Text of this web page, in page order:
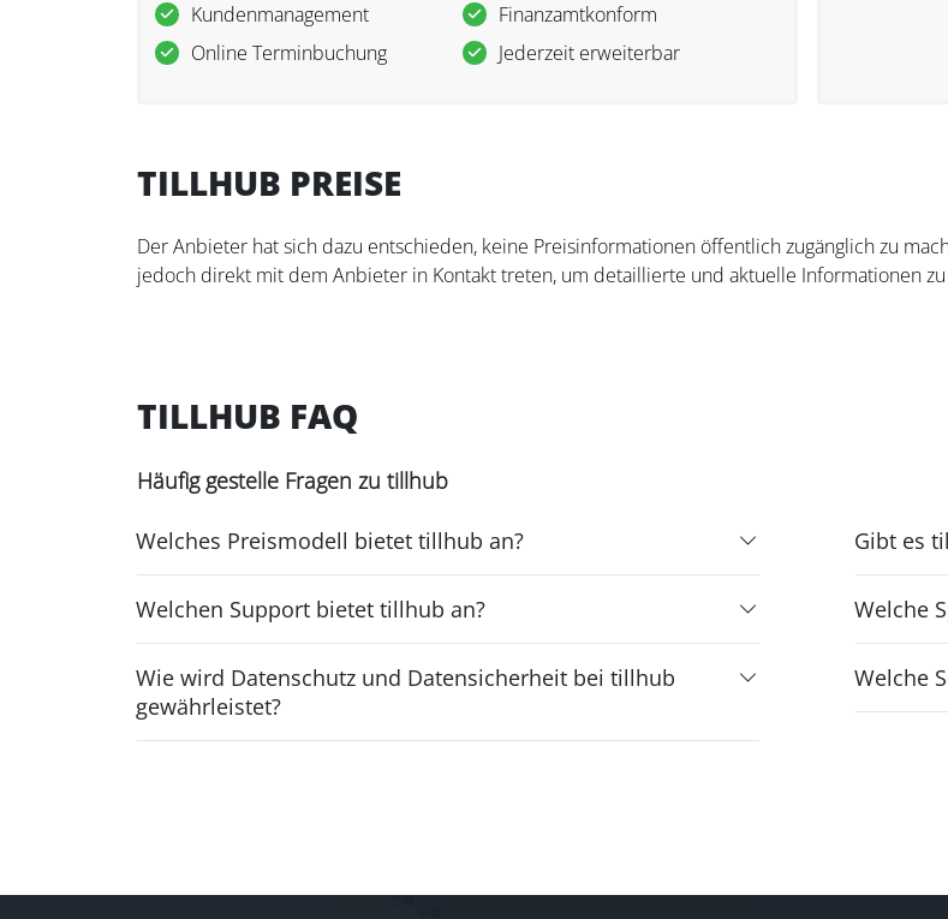
Kundenmanagement
Online Terminbuchung
Finanzamtkonform
Jederzeit erweiterbar
TILLHUB PREISE
Der Anbieter hat sich dazu entschieden, keine Preisinformationen öffentlich zugänglich zu
jedoch direkt mit dem Anbieter in Kontakt treten, um detaillierte und aktuelle Informationen
TILLHUB FAQ
Häufig gestelle Fragen zu tillhub
Welches Preismodell bietet tillhub an?
Welchen Support bietet tillhub an?
Wie wird Datenschutz und Datensicherheit bei tillhub
gewährleistet?
Gibt es
Welche
Welche